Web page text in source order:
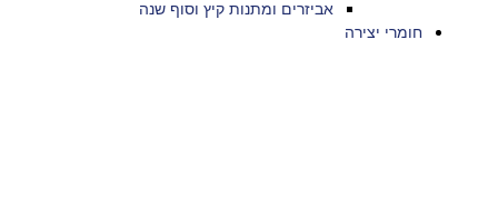
אביזרים ומתנות קיץ וסוף שנה
חומרי יצירה